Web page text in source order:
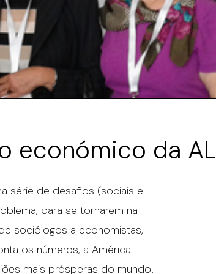
económico da AL
série de desafios (sociais e
para se tornarem na
sociólogos a economistas,
os números, a América
mais prósperas do mundo.